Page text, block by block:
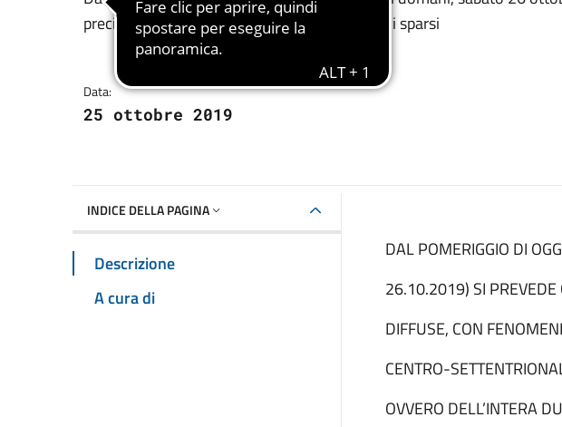
precipitazioni diffuse con fenomeni convettivi sparsi
Data:
25 ottobre 2019
INDICE DELLA PAGINA
Descrizione
A cura di
DAL POMERIGGIO DI
26.10.2019) SI PREVEDE
DIFFUSE, CON
CENTRO-
OVVERO DELL’INTERA